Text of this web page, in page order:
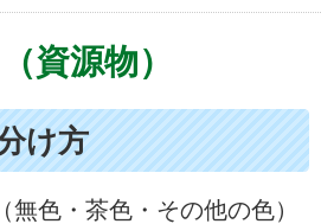
資源物）
け方
無色・茶色・その他の色）